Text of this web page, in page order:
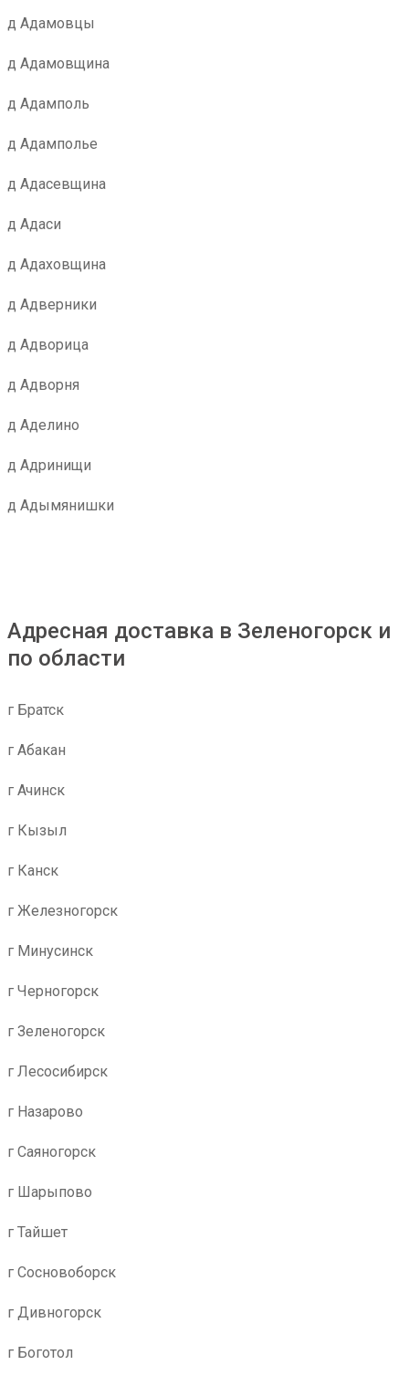
д Адамовцы
д Адамовщина
д Адамполь
д Адамполье
д Адасевщина
д Адаси
д Адаховщина
д Адверники
д Адворица
д Адворня
д Аделино
д Адринищи
д Адымянишки
Адресная доставка в Зеленогорск и
по области
г Братск
г Абакан
г Ачинск
г Кызыл
г Канск
г Железногорск
г Минусинск
г Черногорск
г Зеленогорск
г Лесосибирск
г Назарово
г Саяногорск
г Шарыпово
г Тайшет
г Сосновоборск
г Дивногорск
г Боготол